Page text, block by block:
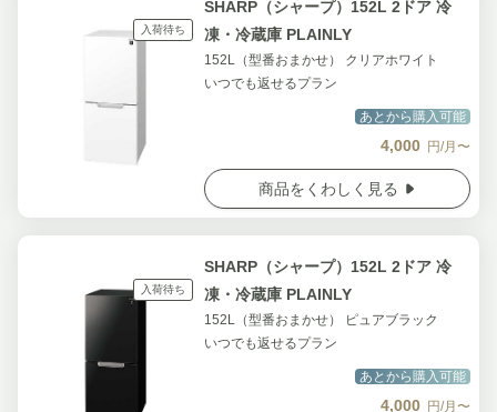
入荷待ち
SHARP（シャープ）152L 2ドア 冷
凍・冷蔵庫 PLAINLY
152L（型番おまかせ） クリアホワイト
いつでも返せるプラン
あとから購入可能
4,000 円/月〜
商品をくわしく見る
入荷待ち
SHARP（シャープ）152L 2ドア 冷
凍・冷蔵庫 PLAINLY
152L（型番おまかせ） ピュアブラック
いつでも返せるプラン
あとから購入可能
4,000 円/月〜